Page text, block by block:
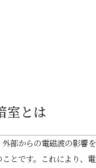
室とは
部からの電磁波の影響
とです。これにより、